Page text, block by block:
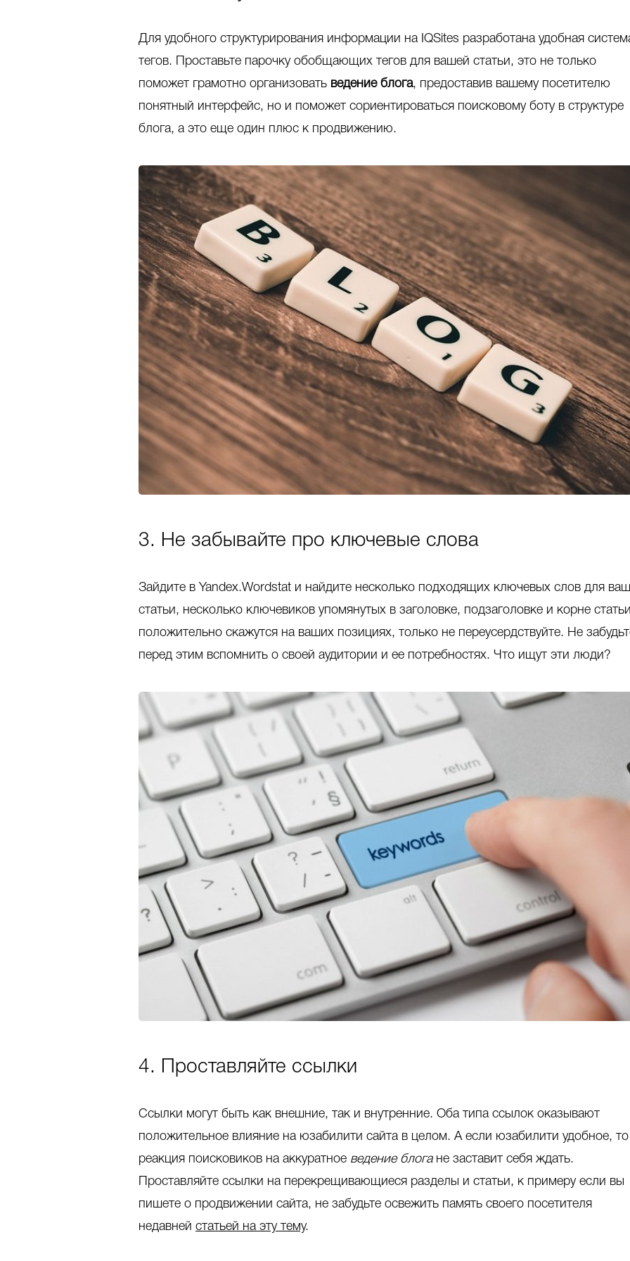
Для удобного структурирования информации на IQSites разработана удобная
тегов. Проставьте парочку обобщающих тегов для вашей статьи, это не только
поможет грамотно организовать ведение блога, предоставив вашему посетителю
понятный интерфейс, но и поможет сориентироваться поисковому боту в структуре
блога, а это еще один плюс к продвижению.
3. Не забывайте про ключевые слова
Зайдите в Yandex.Wordstat и найдите несколько подходящих ключевых слов для
статьи, несколько ключевиков упомянутых в заголовке, подзаголовке и корне
положительно скажутся на ваших позициях, только не переусердствуйте. Не
перед этим вспомнить о своей аудитории и ее потребностях. Что ищут эти люди?
4. Проставляйте ссылки
Ссылки могут быть как внешние, так и внутренние. Оба типа ссылок оказывают
положительное влияние на юзабилити сайта в целом. А если юзабилити удобное,
реакция поисковиков на аккуратное ведение блогане заставит себя ждать.
Проставляйте ссылки на перекрещивающиеся разделы и статьи, к примеру если вы
пишете о продвижении сайта, не забудьте освежить память своего посетителя
недавней статьей на эту тему.